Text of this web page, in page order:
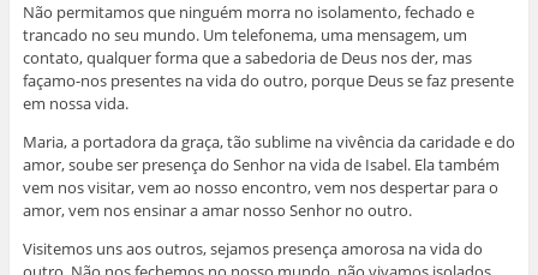
Não permitamos que ninguém morra no isolamento, fechado e
trancado no seu mundo. Um telefonema, uma mensagem, um
contato, qualquer forma que a sabedoria de Deus nos der, mas
façamo-nos presentes na vida do outro, porque Deus se faz presente
em nossa vida.
Maria, a portadora da graça, tão sublime na vivência da caridade e do
amor, soube ser presença do Senhor na vida de Isabel. Ela também
vem nos visitar, vem ao nosso encontro, vem nos despertar para o
amor, vem nos ensinar a amar nosso Senhor no outro.
Visitemos uns aos outros, sejamos presença amorosa na vida do